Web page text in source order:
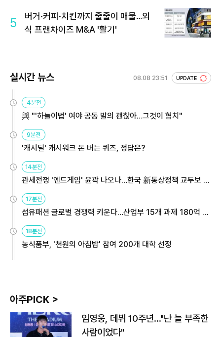
5
버거·커피·치킨까지 줄줄이 매물…외
식 프랜차이즈 M&A '활기'
실시간 뉴스 08.08 23:51 UPDATE
4분전
與 "'하늘이법' 여야 공동 발의 괜찮아…그것이 협치"
9분전
'캐시딜' 캐시워크 돈 버는 퀴즈, 정답은?
14분전
관세전쟁 '엔드게임' 윤곽 나오나…한국 新통상정책 교두보 활
용해야
17분전
섬유패션 글로벌 경쟁력 키운다…산업부 15개 과제 180억 지
원
18분전
농식품부, '천원의 아침밥' 참여 200개 대학 선정
아주PICK >
임영웅, 데뷔 10주년…"난 늘 부족한
사람이었다"